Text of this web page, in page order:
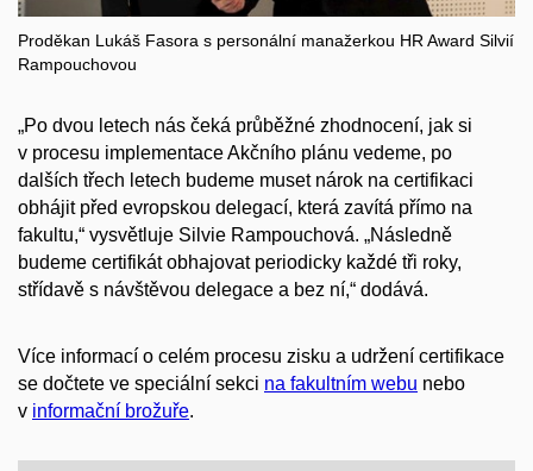
Proděkan Lukáš Fasora s personální manažerkou HR Award Silvií
Rampouchovou
„Po dvou letech nás čeká průběžné zhodnocení, jak si
v procesu implementace Akčního plánu vedeme, po
dalších třech letech budeme muset nárok na certifikaci
obhájit před evropskou delegací, která zavítá přímo na
fakultu,“ vysvětluje Silvie Rampouchová. „Následně
budeme certifikát obhajovat periodicky každé tři roky,
střídavě s návštěvou delegace a bez ní,“ dodává.
Více informací o celém procesu zisku a udržení certifikace
se dočtete ve speciální sekci na fakultním webu nebo
v informační brožuře.